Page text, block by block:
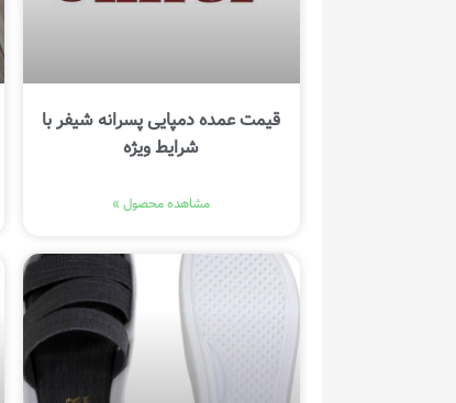
قیمت عمده دمپایی پسرانه شیفر با
شرایط ویژه
مشاهده محصول »